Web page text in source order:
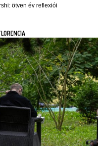
ötven év reflexiói